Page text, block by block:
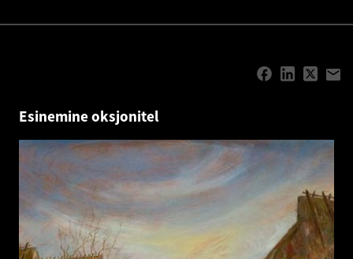
Esinemine oksjonitel